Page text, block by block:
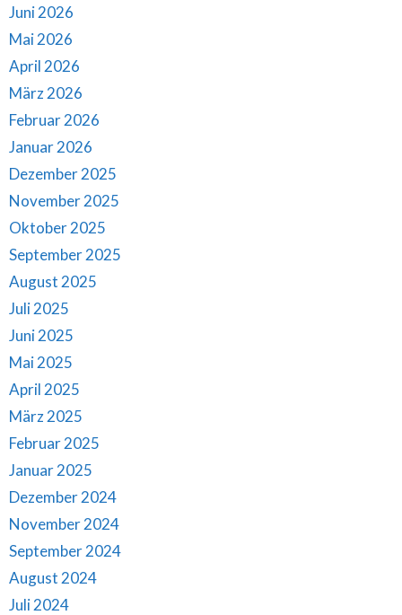
Juni 2026
Mai 2026
April 2026
März 2026
Februar 2026
Januar 2026
Dezember 2025
November 2025
Oktober 2025
September 2025
August 2025
Juli 2025
Juni 2025
Mai 2025
April 2025
März 2025
Februar 2025
Januar 2025
Dezember 2024
November 2024
September 2024
August 2024
Juli 2024